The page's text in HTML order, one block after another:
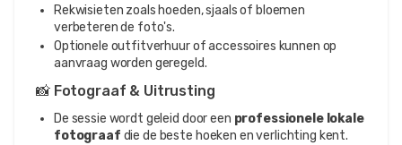
Rekwisieten zoals hoeden, sjaals of bloemen
verbeteren de foto's.
Optionele outfitverhuur of accessoires kunnen op
aanvraag worden geregeld.
📸 Fotograaf & Uitrusting
De sessie wordt geleid door een professionele lokale
fotograaf die de beste hoeken en verlichting kent.